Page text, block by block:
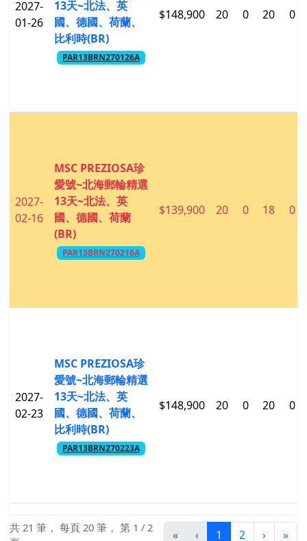
2027-
01-26
13天~北法、英
國、德國、荷蘭、
比利時(BR)
PAR13BRN270126A
$148,900 20 0 20 0
2027-
02-16
MSC PREZIOSA珍
愛號~北海郵輪精選
13天~北法、英
國、德國、荷蘭
(BR)
PAR13BRN270216A
$139,900 20 0 18 0
2027-
02-23
MSC PREZIOSA珍
愛號~北海郵輪精選
13天~北法、英
國、德國、荷蘭、
比利時(BR)
PAR13BRN270223A
$148,900 20 0 20 0
共 21 筆， 每頁 20 筆， 第 1 / 2
« ‹ 1 2 › »